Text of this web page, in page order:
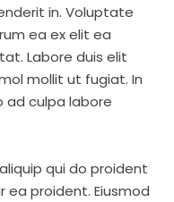
in. Voluptate
ea ex elit ea
Labore duis elit
mollit ut fugiat. In
ad culpa labore
qui do proident
ea proident. Eiusmod